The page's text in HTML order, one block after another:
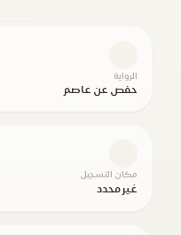
الرواية
حفص عن عاصم
مكان التسجيل
غير محدد